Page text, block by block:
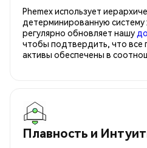
Phemex использует
детерминированную
регулярно обновляет нашу
чтобы подтвердить, что все
активы обеспечены в
Плавность и